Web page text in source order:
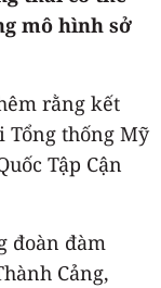
mô hình sở
rằng kết
Tổng thống Mỹ
Tập Cận
đoàn đàm
Cảng,